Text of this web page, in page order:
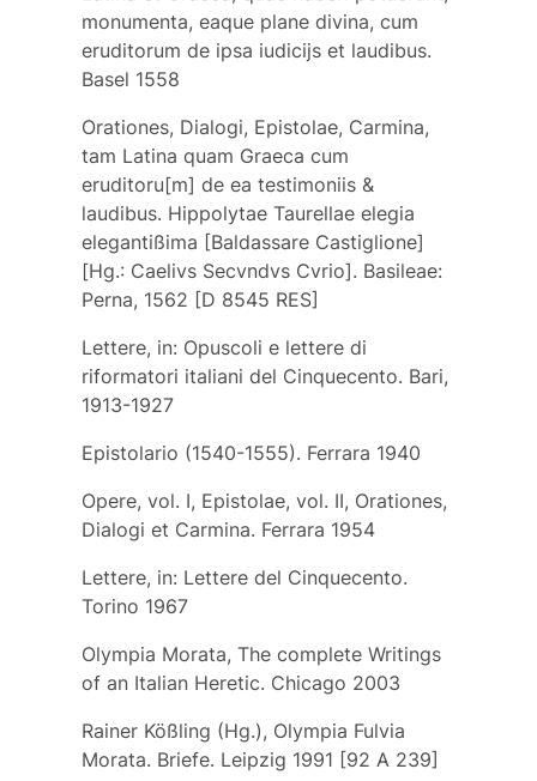
monumenta, eaque plane divina, cum
eruditorum de ipsa iudicijs et laudibus.
Basel 1558
Orationes, Dialogi, Epistolae, Carmina,
tam Latina quam Graeca cum
eruditoru[m] de ea testimoniis &
laudibus. Hippolytae Taurellae elegia
elegantißima [Baldassare Castiglione]
[Hg.: Caelivs Secvndvs Cvrio]. Basileae:
Perna, 1562 [D 8545 RES]
Lettere, in: Opuscoli e lettere di
riformatori italiani del Cinquecento. Bari,
1913-1927
Epistolario (1540-1555). Ferrara 1940
Opere, vol. I, Epistolae, vol. II, Orationes,
Dialogi et Carmina. Ferrara 1954
Lettere, in: Lettere del Cinquecento.
Torino 1967
Olympia Morata, The complete Writings
of an Italian Heretic. Chicago 2003
Rainer Kößling (Hg.), Olympia Fulvia
Morata. Briefe. Leipzig 1991 [92 A 239]